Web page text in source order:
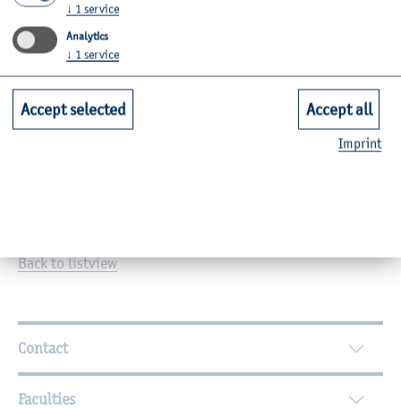
Hast du noch Fragen? Schreib uns eine E-Mail an
iclub@fh-kiel.de oder tritt unserer Community in
Whatsapp bei.
Back to listview
Further Information
Contact
Faculties
↓ 1 service
Analytics
↓ 1 service
Accept selected Accept all
Imprint